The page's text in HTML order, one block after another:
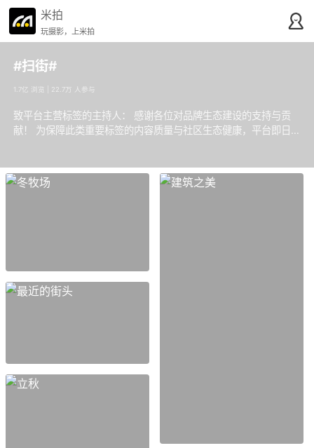
米拍
玩摄影，上米拍
#扫街#
1.7亿 浏览 | 22.7万 人参与
致平台主营标签的主持人： 感谢各位对品牌生态建设的支持与贡
献！ 为保障此类重要标签的内容质量与社区生态健康，平台即日
们持续开放主持人申请通道，欢迎符合条件的用户提交申请。请注
意，对于未能满足管理要求的主持人，平台将依据规则进行资格评